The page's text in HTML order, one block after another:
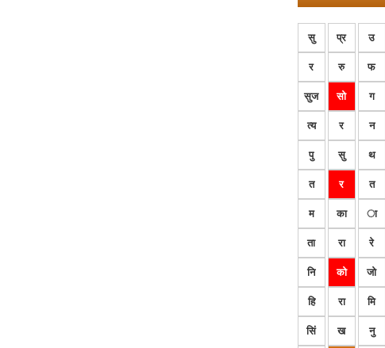
सु प्र उ
र रु फ
सुज सो ग
त्य र न
पु सु थ
त र त
म का ा
ता रा रे
नि को जो
हि रा मि
सिं ख नु